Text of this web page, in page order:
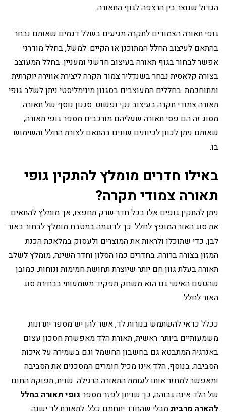
הגדול שנוצר בין הרצפה לגוף התאורה.
גופי תאורה הצמודים לתקרה מגיעים בשלל דגמים שאותם נבחר
בהתאם לעיצוב החלל המתוכנן או הקיים. למשל, בחלל מודרני
אפשר לבחור בגוף תאורה בעיצוב חדשני ומעניין. בחלל המעוצב
בצורה קלאסית נבחר בשנדליר צמוד תקרה ליצירת אווירה יוקרתית
ומתוחכמת. בחללים המעוצבים בסגנון מינימליסטי ניתן לשלב גופי
תאורה צמודי תקרה בעיצוב נקי ופשוט. סגנון נוסף של תאורה
מסוג זה הם פסי תאורה שעליהם מורכבים מספר גופי תאורה,
שאותם ניתן לכוון לכיוונים שונים בהתאם לצורת החלל והשימוש
בו.
באילו חדרים מומלץ להתקין גופי
תאורה צמודי תקרה?
ניתן להתקין גופים אלו בכל חדר שרק תחפצו, אך מומלץ להתאים
את סוג האור המופץ לחלל. כך לדוגמה במטבח מומלץ לבחור באור
לבן, כדי שתוכלו ולראות את המוצרים ולעסוק במלאכת הכנת
המזון בצורה ברורה. בחדרים כמו הסלון וחדר השינה, מומלץ לשלב
תאורה בעלת גוון חם יותר שיוצרת תחושת חמימות ונוחות. כמובן
שהטעם האישי גם הוא משחק תפקיד משמעותי בבחירת סוג
האור לחלל.
ככלל כדאי להשתמש בנורות לד, אשר להן יש מספר יתרונות
משמעותיים ביותר. ראשית, תאורת הלד מאפשרת חסכון עצום
באנרגיה המתבטא גם בחשבון החשמל וגם בשמירה על איכות
הסביבה. בנוסף, הלד אינו מכיל חומרים המסכנים את הסביבה
ומאפשר למחזר אותו לעומת התאורה הרגילה. שנית, תפוקת החום
של הלד אינה גבוהה, כך שניתן לפזר מספרגופי תאורה בחלל
להארה מרביתמבלי שהחדר יתחמם כלל. לתאורת לד ישנה